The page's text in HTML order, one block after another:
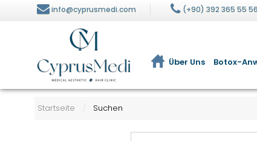
info@cyprusmedi.com (+90) 392 365 55 56
Über Uns Botox-
® Hautanalyse Ernährung und Diät
Startseite / Suchen